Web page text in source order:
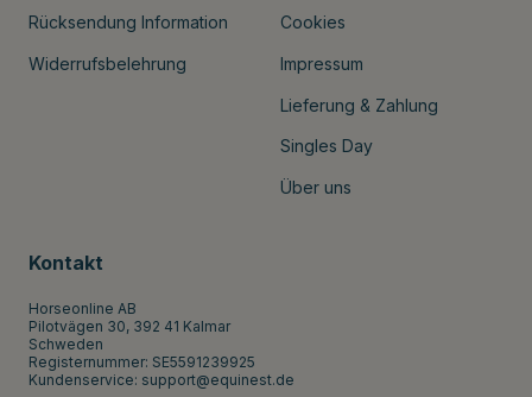
Rücksendung Information
Widerrufsbelehrung
Cookies
Impressum
Lieferung & Zahlung
Singles Day
Über uns
Kontakt
Horseonline AB
Pilotvägen 30, 392 41 Kalmar
Schweden
Registernummer: SE5591239925
Kundenservice: support@equinest.de